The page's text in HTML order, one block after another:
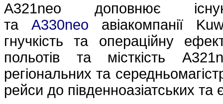
A321neo доповнює
та A330neo авіакомпанії
гнучкість та операційну
польотів та місткість
регіональних та
рейси до південноазіатських